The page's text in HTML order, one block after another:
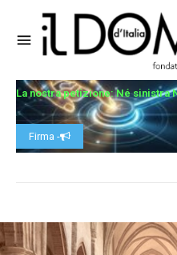
La nostra petizione: Né sinistra
Firma -